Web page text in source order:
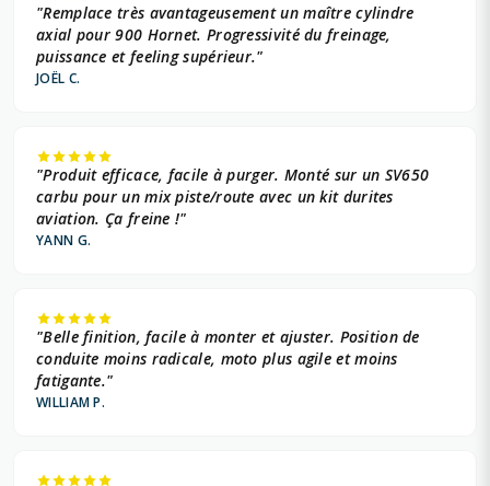
"Remplace très avantageusement un maître cylindre
axial pour 900 Hornet. Progressivité du freinage,
puissance et feeling supérieur."
JOËL C.
"Produit efficace, facile à purger. Monté sur un SV650
carbu pour un mix piste/route avec un kit durites
aviation. Ça freine !"
YANN G.
"Belle finition, facile à monter et ajuster. Position de
conduite moins radicale, moto plus agile et moins
fatigante."
WILLIAM P.